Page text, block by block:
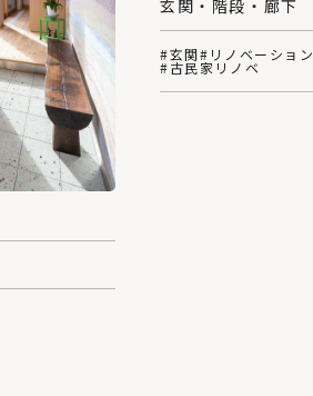
玄関・階段・廊下
#玄関#リノベーション
#古民家リノベ